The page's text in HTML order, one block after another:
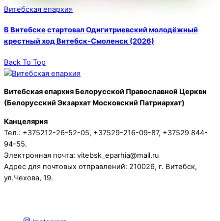
Витебская епархия
В Витебске стартовал Одигитриевский молодёжный
крестный ход Витебск-Смоленск (2026)
Back To Top
Витебская епархия Белорусской Православной Церкви
(Белорусский Экзархат Московский Патриархат)
Канцелярия
Тел.: +375212-26-52-05, +37529-216-09-87, +37529 844-
94-55.
Электронная почта: vitebsk_eparhia@mail.ru
Адрес для почтовых отправлений: 210026, г. Витебск,
ул.Чехова, 19.